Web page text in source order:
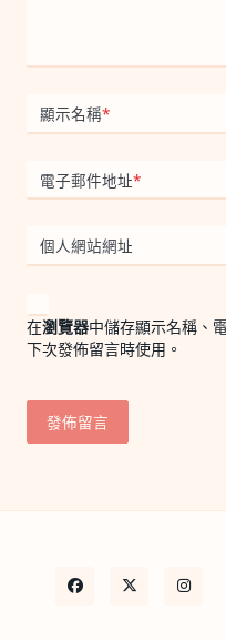
顯示名稱*
電子郵件地址*
個人網站網址
在瀏覽器中儲存顯示名稱、
下次發佈留言時使用。